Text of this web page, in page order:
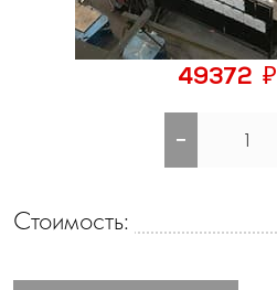
49372 ₽
-
Стоимость: